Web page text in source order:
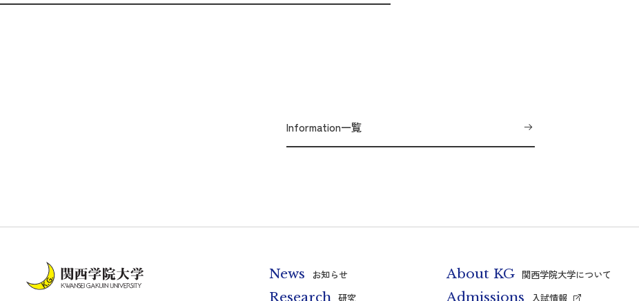
Information一覧
News お知らせ About KG 関西学院大学について
Research 研究 Admissions 入試情報